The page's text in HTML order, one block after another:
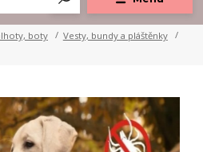
boty
Vesty, bundy a pláštěnky